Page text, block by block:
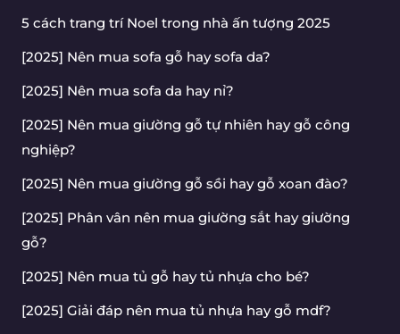
5 cách trang trí Noel trong nhà ấn tượng 2025
[2025] Nên mua sofa gỗ hay sofa da?
[2025] Nên mua sofa da hay nỉ?
[2025] Nên mua giường gỗ tự nhiên hay gỗ công
nghiệp?
[2025] Nên mua giường gỗ sồi hay gỗ xoan đào?
[2025] Phân vân nên mua giường sắt hay giường
gỗ?
[2025] Nên mua tủ gỗ hay tủ nhựa cho bé?
[2025] Giải đáp nên mua tủ nhựa hay gỗ mdf?